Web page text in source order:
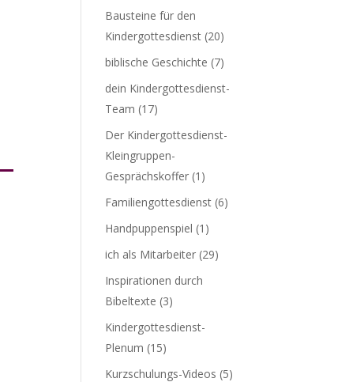
Bausteine für den
Kindergottesdienst (20)
biblische Geschichte (7)
dein Kindergottesdienst-
Team (17)
Der Kindergottesdienst-
Kleingruppen-
Gesprächskoffer (1)
Familiengottesdienst (6)
Handpuppenspiel (1)
ich als Mitarbeiter (29)
Inspirationen durch
Bibeltexte (3)
Kindergottesdienst-
Plenum (15)
Kurzschulungs-Videos (5)